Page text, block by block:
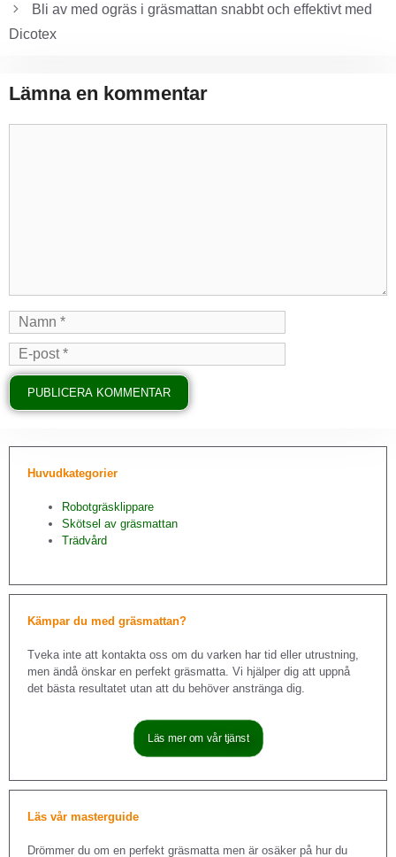
Bli av med ogräs i gräsmattan snabbt och effektivt med
Dicotex
Lämna en kommentar
Huvudkategorier
Robotgräsklippare
Skötsel av gräsmattan
Trädvård
Kämpar du med gräsmattan?
Tveka inte att kontakta oss om du varken har tid eller utrustning,
men ändå önskar en perfekt gräsmatta. Vi hjälper dig att uppnå
det bästa resultatet utan att du behöver anstränga dig.
Läs mer om vår tjänst
Läs vår masterguide
Drömmer du om en perfekt gräsmatta men är osäker på hur du